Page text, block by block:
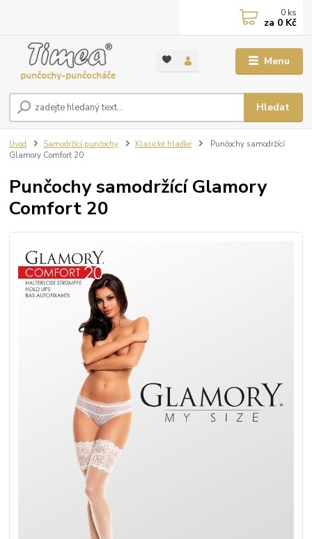
Menu
Hledat
0 ks
za 0 Kč
Úvod Samodržící punčochy Klasické hladké
Punčochy samodržící
Glamory Comfort 20
Punčochy samodržící Glamory
Comfort 20